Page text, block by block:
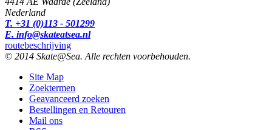
Nederland
T. +31 (0)113 - 501299
E. info@skateatsea.nl
routebeschrijving
© 2014 Skate@Sea. Alle rechten voorbehouden.
Site Map
Zoektermen
Geavanceerd zoeken
Bestellingen en Retouren
Mail ons